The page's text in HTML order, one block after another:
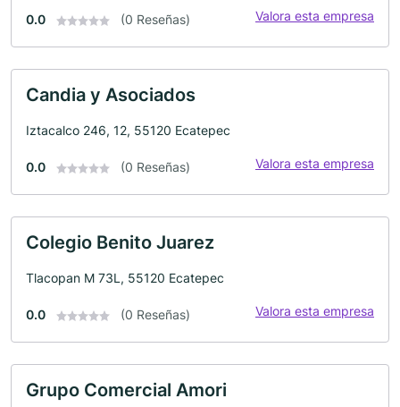
0.0 (0 Reseñas) Valora esta empresa
Candia y Asociados
Iztacalco 246, 12, 55120 Ecatepec
0.0 (0 Reseñas) Valora esta empresa
Colegio Benito Juarez
Tlacopan M 73L, 55120 Ecatepec
0.0 (0 Reseñas) Valora esta empresa
Grupo Comercial Amori